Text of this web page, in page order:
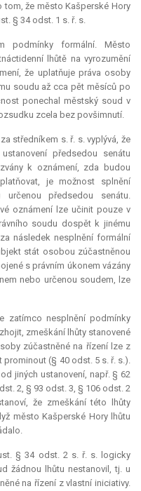
že město Kašperské Hory
§ 34 odst. 1 s. ř. s.
podmínky formální. Město
lhůtě na vyrozumění
že uplatňuje práva osoby
soudu až cca pět měsíců po
ponechal městský soud v
zcela bez povšimnutí.
středníkem s. ř. s. vyplývá, že
předsedou senátu
k oznámení, zda budou
je možnost splnění
předsedou senátu.
oznámení lze učinit pouze v
soudu dospět k jinému
následek nesplnění formální
stát osobou zúčastněnou
s právním úkonem vázány
nebo určenou soudem, lze
zatímco nesplnění podmínky
zmeškání lhůty stanovené
zúčastněné na řízení lze z
(§ 40 odst. 5 s. ř. s.).
jiných ustanovení, např. § 62
2, § 93 odst. 3, § 106 odst. 2
že zmeškání této lhůty
město Kašperské Hory lhůtu
§ 34 odst. 2 s. ř. s. logicky
žádnou lhůtu nestanovil, tj. u
na řízení z vlastní iniciativy.